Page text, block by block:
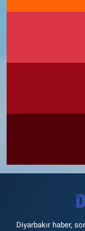
Diyarbakır haber,